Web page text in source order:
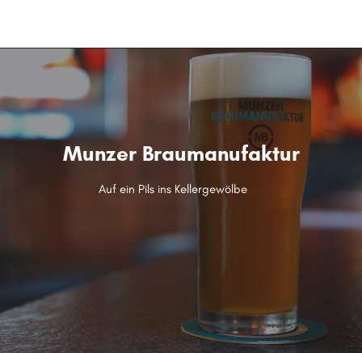
Munzer Braumanufaktur
Auf ein Pils ins Kellergewölbe